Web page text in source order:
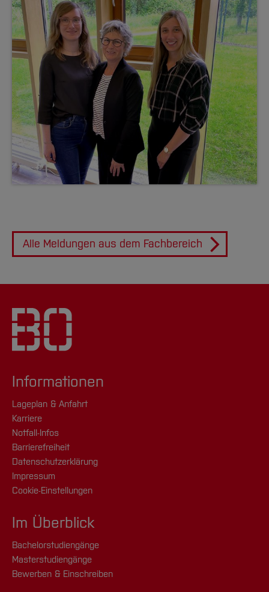
Alle Meldungen aus dem Fachbereich
Informationen
Lageplan & Anfahrt
Karriere
Notfall-Infos
Barrierefreiheit
Datenschutzerklärung
Impressum
Cookie-Einstellungen
Im Überblick
Bachelorstudiengänge
Masterstudiengänge
Bewerben & Einschreiben